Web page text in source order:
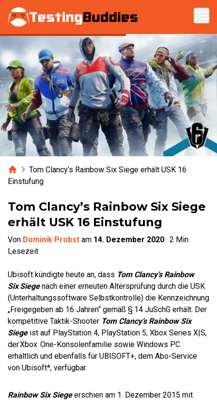
Zum Hauptinhalt springen
HomeTom Clancy’s Rainbow Six Siege erhält USK 16
Einstufung
Tom Clancy’s Rainbow Six Siege
erhält USK 16 Einstufung
Von Dominik Probst am 14. Dezember 2020 · 2 Min.
Lesezeit
Ubisoft kündigte heute an, dass Tom Clancy’s Rainbow
Six Siegenach einer erneuten Altersprüfung durch die USK
(Unterhaltungssoftware Selbstkontrolle) die Kennzeichnung
„Freigegeben ab 16 Jahren“ gemäß § 14 JuSchG erhält. Der
kompetitive Taktik-Shooter Tom Clancy’s Rainbow Six
Siegeist auf PlayStation 4, PlayStation 5, Xbox Series X|S,
der Xbox One-Konsolenfamilie sowie Windows PC
erhältlich und ebenfalls für UBISOFT+, dem Abo-Service
von Ubisoft*, verfügbar.
Rainbow Six Siegeerschien am 1. Dezember 2015 mit